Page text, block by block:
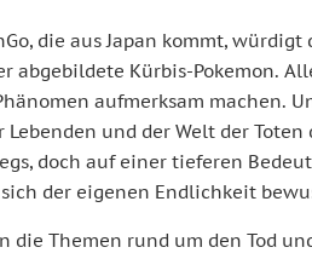
die aus Japan kommt,
abgebildete Kürbis-Pokemon.
aufmerksam machen.
Lebenden und der Welt der
doch auf einer tieferen
der eigenen Endlichkeit
die Themen rund um den Tod